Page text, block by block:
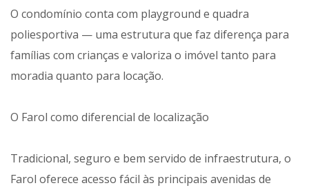
O condomínio conta com playground e quadra
poliesportiva — uma estrutura que faz diferença para
famílias com crianças e valoriza o imóvel tanto para
moradia quanto para locação.
O Farol como diferencial de localização
Tradicional, seguro e bem servido de infraestrutura, o
Farol oferece acesso fácil às principais avenidas de